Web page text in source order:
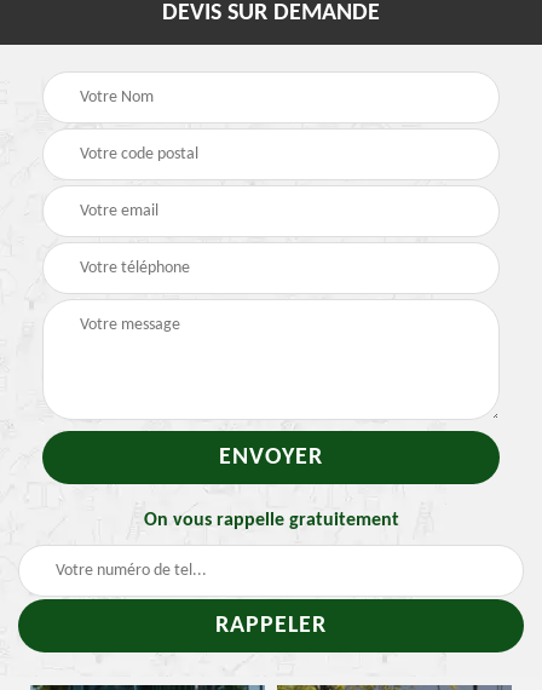
DEVIS SUR DEMANDE
On vous rappelle gratuitement